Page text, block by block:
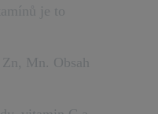
je to
Mn. Obsah